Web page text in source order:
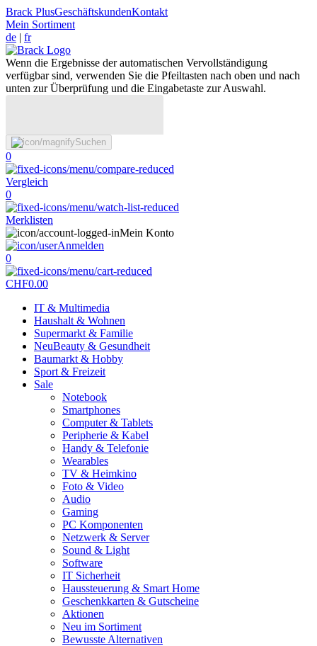
Brack PlusGeschäftskundenKontakt
Mein Sortiment
de | fr
Wenn die Ergebnisse der automatischen Vervollständigung
verfügbar sind, verwenden Sie die Pfeiltasten nach oben und nach
unten zur Überprüfung und die Eingabetaste zur Auswahl.
Suchen
0
Vergleich
0
Merklisten
Mein Konto
Anmelden
0
CHF0.00
IT & Multimedia
Haushalt & Wohnen
Supermarkt & Familie
NeuBeauty & Gesundheit
Baumarkt & Hobby
Sport & Freizeit
Sale
Notebook
Smartphones
Computer & Tablets
Peripherie & Kabel
Handy & Telefonie
Wearables
TV & Heimkino
Foto & Video
Audio
Gaming
PC Komponenten
Netzwerk & Server
Sound & Light
Software
IT Sicherheit
Haussteuerung & Smart Home
Geschenkkarten & Gutscheine
Aktionen
Neu im Sortiment
Bewusste Alternativen